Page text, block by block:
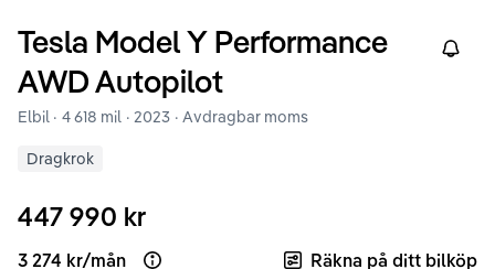
Tesla Model Y Performance
AWD Autopilot
Right
Elbil · 4 618 mil · 2023 · Avdragbar moms
Dragkrok
447 990 kr
3 274 kr/mån Räkna på ditt bilköp